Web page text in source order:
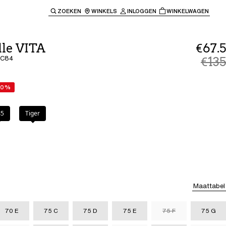
keren naar de hoofdnavigatie.
ZOEKEN WINKELS INLOGGEN WINKELWAGEN
VITA
€67.5
€135
Tiger
Maattabel
70 E 75 C 75 D 75 E 75 F 75 G